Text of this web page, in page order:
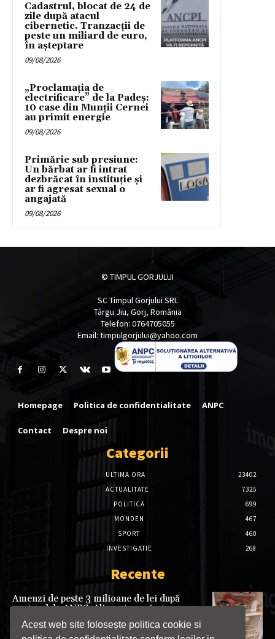
Acest web site folosește politica cookie si
Cadastrul, blocat de 24 de
zile după atacul
cibernetic. Tranzacții de
peste un miliard de euro,
în așteptare
09/08/2026
„Proclamația de
electrificare” de la Padeș:
10 case din Munții Cernei
au primit energie
09/08/2026
Primărie sub presiune:
Un bărbat ar fi intrat
dezbrăcat în instituție și
ar fi agresat sexual o
angajată
09/08/2026
© TIMPUL GORJULUI
SC Timpul Gorjului SRL
Târgu Jiu, Gorj, România
Telefon: 0764705055
Email: timpulgorjului@yahoo.com
Homepage Politica de confidentialitate ANPC
Contact Despre noi
Categorii
ULTIMA ORA
23402
ACTUALITATE
7325
POLITICĂ
699
MONDEN
467
SPORT
460
INVESTIGATIE
268
Recente
Amenzi de peste 3 milioane de lei după
controalele ANPC. Alimente expirate,
produse degradate și nereguli în comerț și
servicii